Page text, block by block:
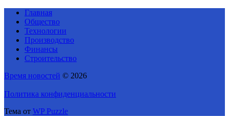
Главная
Общество
Технологии
Производство
Финансы
Строительство
Время новостей © 2026
Политика конфиденциальности
Тема от WP Puzzle